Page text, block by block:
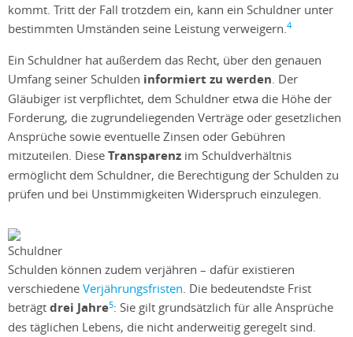
kommt. Tritt der Fall trotzdem ein, kann ein Schuldner unter
bestimmten Umständen seine Leistung verweigern. 4
Ein Schuldner hat außerdem das Recht, über den genauen
Umfang seiner Schulden informiert zu werden . Der
Gläubiger ist verpflichtet, dem Schuldner etwa die Höhe der
Forderung, die zugrundeliegenden Verträge oder gesetzlichen
Ansprüche sowie eventuelle Zinsen oder Gebühren
mitzuteilen. Diese Transparenz im Schuldverhältnis
ermöglicht dem Schuldner, die Berechtigung der Schulden zu
prüfen und bei Unstimmigkeiten Widerspruch einzulegen.
Schulden können zudem verjähren – dafür existieren
verschiedene Verjährungsfristen. Die bedeutendste Frist
beträgt drei Jahre5: Sie gilt grundsätzlich für alle Ansprüche
des täglichen Lebens, die nicht anderweitig geregelt sind.